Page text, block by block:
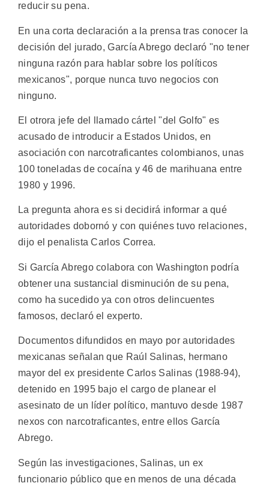
reducir su pena.
En una corta declaración a la prensa tras conocer la
decisión del jurado, García Abrego declaró "no tener
ninguna razón para hablar sobre los políticos
mexicanos", porque nunca tuvo negocios con
ninguno.
El otrora jefe del llamado cártel "del Golfo" es
acusado de introducir a Estados Unidos, en
asociación con narcotraficantes colombianos, unas
100 toneladas de cocaína y 46 de marihuana entre
1980 y 1996.
La pregunta ahora es si decidirá informar a qué
autoridades dobornó y con quiénes tuvo relaciones,
dijo el penalista Carlos Correa.
Si García Abrego colabora con Washington podría
obtener una sustancial disminución de su pena,
como ha sucedido ya con otros delincuentes
famosos, declaró el experto.
Documentos difundidos en mayo por autoridades
mexicanas señalan que Raúl Salinas, hermano
mayor del ex presidente Carlos Salinas (1988-94),
detenido en 1995 bajo el cargo de planear el
asesinato de un líder político, mantuvo desde 1987
nexos con narcotraficantes, entre ellos García
Abrego.
Según las investigaciones, Salinas, un ex
funcionario público que en menos de una década